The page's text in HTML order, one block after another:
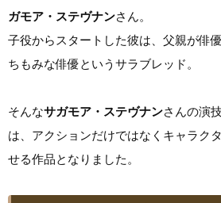
ガモア・ステヴナンさん。
子役からスタートした彼は、父親が俳
ちもみな俳優というサラブレッド。
そんなサガモア・ステヴナンさんの演
は、アクションだけではなくキャラク
せる作品となりました。